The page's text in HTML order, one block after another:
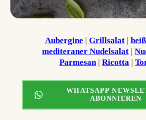
Aubergine | Grillsalat |
mediteraner Nudelsalat |
Parmesan | Ricotta |
WHATSAPP
ABONNIEREN